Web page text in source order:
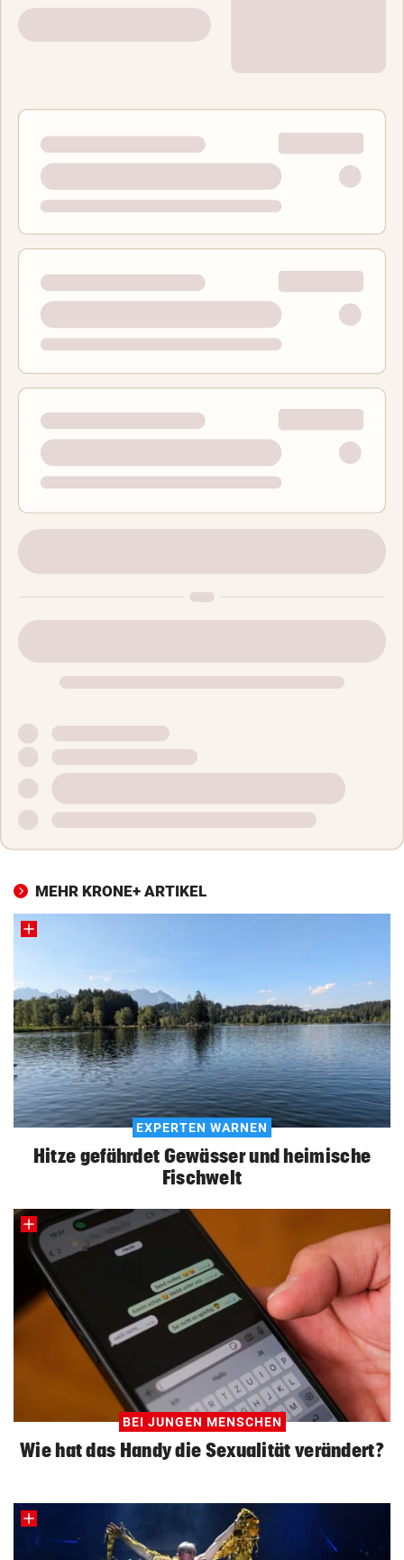
MEHR KRONE+ ARTIKEL
EXPERTEN WARNEN
Hitze gefährdet Gewässer und heimische
Fischwelt
BEI JUNGEN MENSCHEN
Wie hat das Handy die Sexualität verändert?